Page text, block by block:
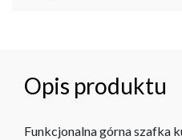
Opis produktu
Funkcjonalna górna szafka